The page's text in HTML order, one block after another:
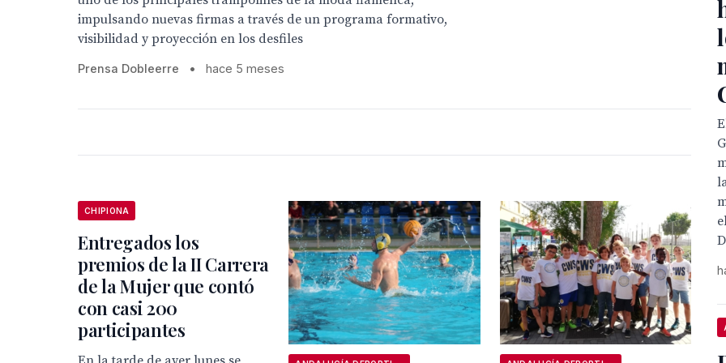
impulsando nuevas firmas a través de un programa formativo,
visibilidad y proyección en los desfiles
Prensa Dobleerre • hace 5 meses
CHIPIONA
Entregados los
premios de la II Carrera
de la Mujer que contó
con casi 200
participantes